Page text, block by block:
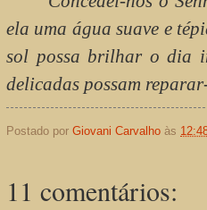
ela uma água suave e
sol possa brilhar o dia
delicadas possam
Postado por Giovani Carvalho às
11 comentários: